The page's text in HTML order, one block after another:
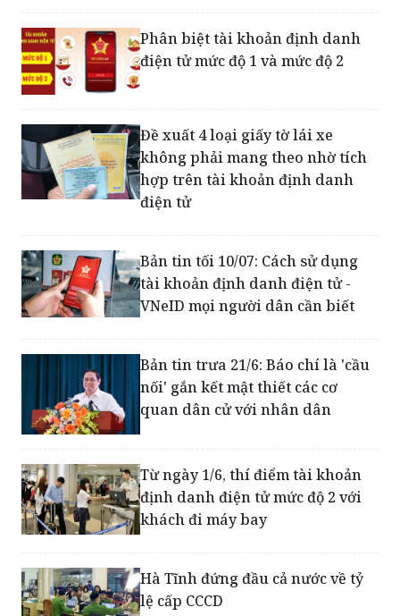
Phân biệt tài khoản định danh
điện tử mức độ 1 và mức độ 2
Đề xuất 4 loại giấy tờ lái xe
không phải mang theo nhờ tích
hợp trên tài khoản định danh
điện tử
Bản tin tối 10/07: Cách sử dụng
tài khoản định danh điện tử -
VNeID mọi người dân cần biết
Bản tin trưa 21/6: Báo chí là 'cầu
nối' gắn kết mật thiết các cơ
quan dân cử với nhân dân
Từ ngày 1/6, thí điểm tài khoản
định danh điện tử mức độ 2 với
khách đi máy bay
Hà Tĩnh đứng đầu cả nước về tỷ
lệ cấp CCCD